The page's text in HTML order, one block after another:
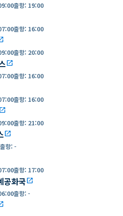
출항: 19:00
출항: 16:00
출항: 20:00
open_in_new
출항: 16:00
출항: 16:00
open_in_new
출항: 21:00
open_in_new
출항: -
출항: 17:00
공화국open_in_new
출항: -